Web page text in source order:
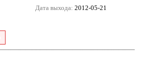
Дата выхода: 2012-05-21